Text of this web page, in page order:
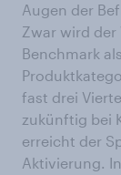
Augen der
Zwar wird der
Benchmark
fast drei
zukünftig bei
erreicht der
Aktivierung.